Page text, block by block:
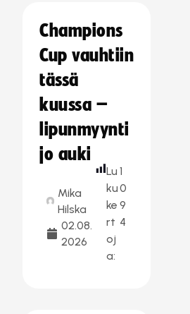
Champions
Cup vauhtiin
tässä
kuussa –
lipunmyynti
jo auki
Mika
Hilska
02.08.
2026
Lu
ku
ke
rt
oj
a:
1
0
9
4